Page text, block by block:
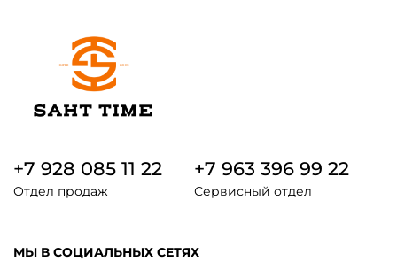
+7 928 085 11 22
Отдел продаж
+7 963 396 99 22
Сервисный отдел
МЫ В СОЦИАЛЬНЫХ СЕТЯХ